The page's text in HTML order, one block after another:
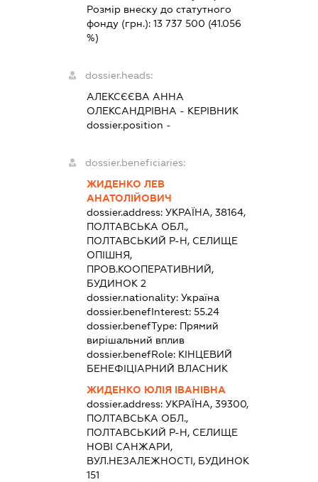
Розмір внеску до статутного
фонду (грн.):13 737 500 (41.056
%)
dossier.heads:
АЛЕКСЄЄВА АННА
ОЛЕКСАНДРІВНА - КЕРІВНИК
dossier.position -
dossier.beneficiaries:
ЖИДЕНКО ЛЕВ
АНАТОЛІЙОВИЧ
dossier.address:УКРАЇНА, 38164,
ПОЛТАВСЬКА ОБЛ.,
ПОЛТАВСЬКИЙ Р-Н, СЕЛИЩЕ
ОПІШНЯ,
ПРОВ.КООПЕРАТИВНИЙ,
БУДИНОК 2
dossier.nationality:Україна
dossier.benefInterest:55.24
dossier.benefType: Прямий
вирішальний вплив
dossier.benefRole: КІНЦЕВИЙ
БЕНЕФІЦІАРНИЙ ВЛАСНИК
ЖИДЕНКО ЮЛІЯ ІВАНІВНА
dossier.address:УКРАЇНА, 39300,
ПОЛТАВСЬКА ОБЛ.,
ПОЛТАВСЬКИЙ Р-Н, СЕЛИЩЕ
НОВІ САНЖАРИ,
ВУЛ.НЕЗАЛЕЖНОСТІ, БУДИНОК
151